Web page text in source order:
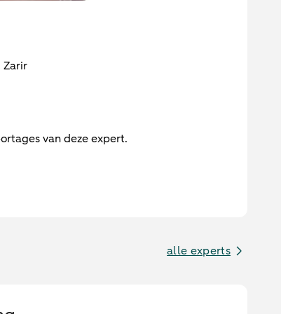
Zarir
van deze expert.
alle experts